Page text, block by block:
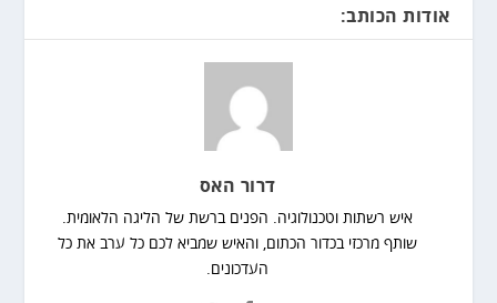
אודות הכותב:
דרור האס
איש רשתות וטכנולוגיה. הפנים ברשת של הליגה הלאומית.
שותף מרכזי בכדור הכתום, והאיש שמביא לכם כל ערב את כל
העדכונים.